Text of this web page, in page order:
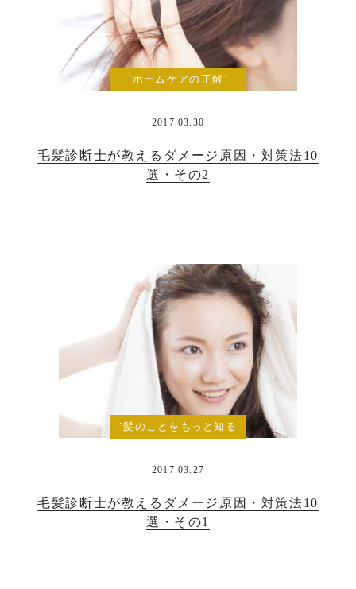
`ホームケアの正解`
2017.03.30
毛髪診断士が教えるダメージ原因・対策法10
選・その2
`髪のことをもっと知る
2017.03.27
毛髪診断士が教えるダメージ原因・対策法10
選・その1